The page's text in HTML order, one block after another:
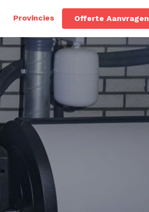
Provincies Offerte Aanvragen